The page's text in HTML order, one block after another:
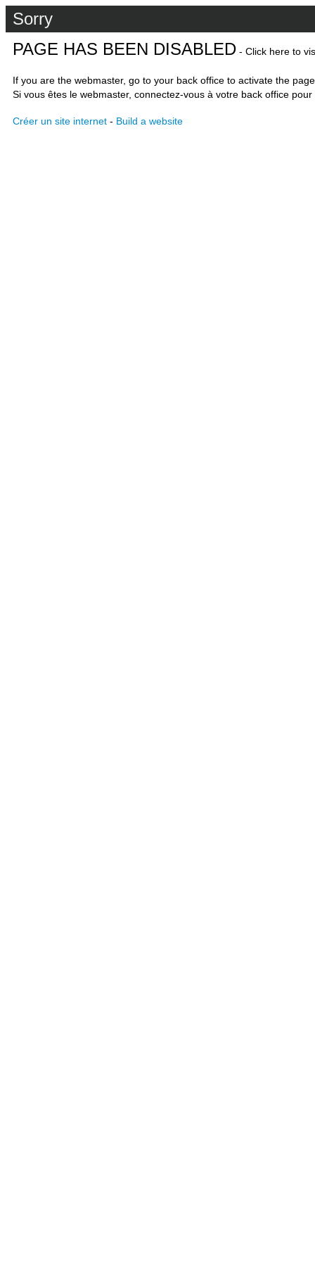
Sorry
PAGE HAS BEEN DISABLED - Click here to
If you are the webmaster, go to your back office to activate the
Si vous êtes le webmaster, connectez-vous à votre back office
Créer un site internet - Build a website